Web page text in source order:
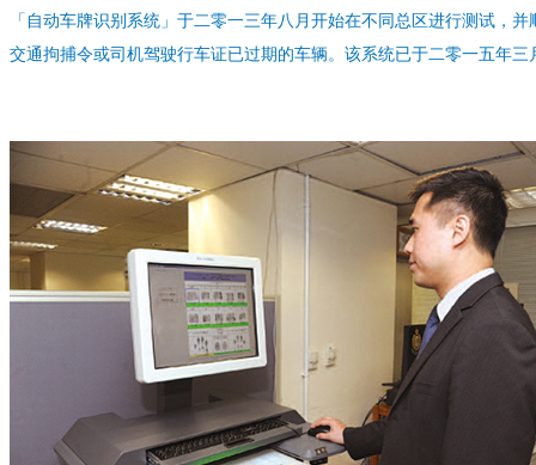
「自动车牌识别系统」于二零一三年八月开始在不同总区进行测试，
交通拘捕令或司机驾驶行车证已过期的车辆。该系统已于二零一五年